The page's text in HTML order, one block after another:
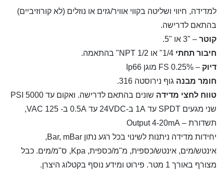
למדידה, חיווי ושליטה בקווי אוויר/גזים או נוזלים (לא קורוזיביים)
בהתאם לדרישה.
קוטר – "3 או "5.
חיבור תחתי
דיוק – FS 0.25% מוגן Ip66
חומר מבנה גוף נירוסטה 316.
טווח לחצי מדידה שונים בהתאם לדרישה. ואקום עד 5000 PSI
שני מגעים SPDT עד 1A ב-24VDC עד 0.5A ב- 125 VAC,
תשדורת – Output 4-20mA
יחידות מדידה ניתנות לשינוי בכל רגע נתון Bar, mBar,
אינטש/מים, אינטש/כספית, מ"מ/כספית, Kpa, ס"מ/מים. כבל
מצורף באורך 1 מטר. פירוט ומידע נוסף בקטלוג היצרן.